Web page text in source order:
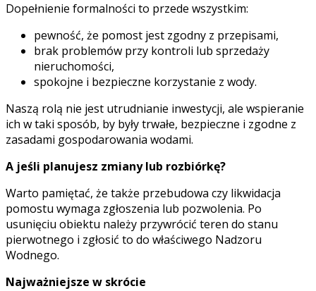
Dopełnienie formalności to przede wszystkim:
pewność, że pomost jest zgodny z przepisami,
brak problemów przy kontroli lub sprzedaży
nieruchomości,
spokojne i bezpieczne korzystanie z wody.
Naszą rolą nie jest utrudnianie inwestycji, ale wspieranie
ich w taki sposób, by były trwałe, bezpieczne i zgodne z
zasadami gospodarowania wodami.
A jeśli planujesz zmiany lub rozbiórkę?
Warto pamiętać, że także przebudowa czy likwidacja
pomostu wymaga zgłoszenia lub pozwolenia. Po
usunięciu obiektu należy przywrócić teren do stanu
pierwotnego i zgłosić to do właściwego Nadzoru
Wodnego.
Najważniejsze w skrócie